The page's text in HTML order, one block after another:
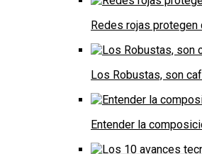
Redes rojas
Los Robustas, son
Entender la